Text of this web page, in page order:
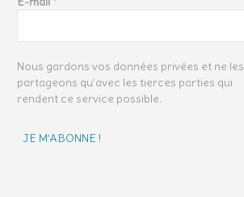
Nous gardons vos données privées et ne les
partageons qu’avec les tierces parties qui
rendent ce service possible.